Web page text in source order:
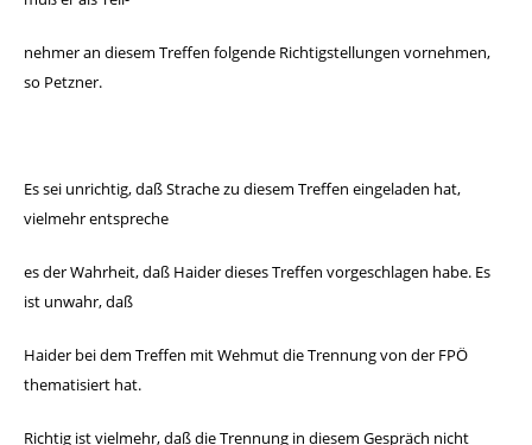
nehmer an diesem Treffen folgende Richtigstellungen vornehmen,
so Petzner.
Es sei unrichtig, daß Strache zu diesem Treffen eingeladen hat,
vielmehr entspreche
es der Wahrheit, daß Haider diesesTreffen vorgeschlagen habe. Es
ist unwahr, daß
Haider bei dem Treffen mit Wehmut dieTrennung von der FPÖ
thematisiert hat.
Richtig ist vielmehr,daß die Trennung in diesem Gespräch nicht